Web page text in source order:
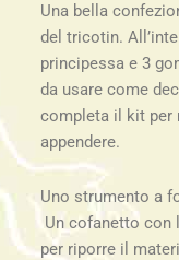
Una bella
del tricotin.
principessa e 3
da usare come
completa il kit per
appendere.
Uno strumento a
Un cofanetto con
per riporre il